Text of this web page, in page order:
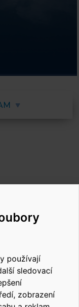
používají
sledovací
zobrazení